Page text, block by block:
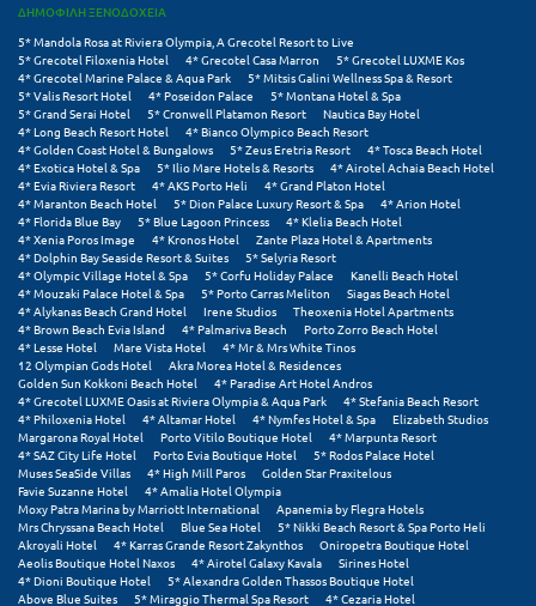
Μονεμβασιά
Μουζάκι
Μπαλί Κρήτης
Μπάνσκο
Μπούκα Μεσσηνίας
Μύκονος
Μυστράς
Μυτιλήνη
Ν
Νάξος
Νάουσα
Ναυπακτία
Ναύπλιο
ΔΗΜΟΦΙΛΗ ΞΕΝΟΔΟΧΕΙΑ
5* Mandola Rosa at Riviera Olympia, A Grecotel Resort to Live
5* Grecotel Filoxenia Hotel
4* Grecotel Casa Marron
5* Grecotel LUXME Kos
4* Grecotel Marine Palace & Aqua Park
5* Mitsis Galini Wellness Spa & Resort
5* Valis Resort Hotel
4* Poseidon Palace
5* Montana Hotel & Spa
5* Grand Serai Hotel
5* Cronwell Platamon Resort
Nautica Bay Hotel
4* Long Beach Resort Hotel
4* Bianco Olympico Beach Resort
4* Golden Coast Hotel & Bungalows
5* Zeus Eretria Resort
4* Tosca Beach Hotel
4* Exotica Hotel & Spa
5* Ilio Mare Hotels & Resorts
4* Airotel Achaia Beach Hotel
4* Evia Riviera Resort
4* AKS Porto Heli
4* Grand Platon Hotel
4* Maranton Beach Hotel
5* Dion Palace Luxury Resort & Spa
4* Arion Hotel
4* Florida Blue Bay
5* Blue Lagoon Princess
4* Klelia Beach Hotel
4* Xenia Poros Image
4* Kronos Hotel
Zante Plaza Hotel & Apartments
4* Dolphin Bay Seaside Resort & Suites
5* Selyria Resort
4* Olympic Village Hotel & Spa
5* Corfu Holiday Palace
Kanelli Beach Hotel
4* Mouzaki Palace Hotel & Spa
5* Porto Carras Meliton
Siagas Beach Hotel
4* Alykanas Beach Grand Hotel
Irene Studios
Theoxenia Hotel Apartments
4* Brown Beach Evia Island
4* Palmariva Beach
Porto Zorro Beach Hotel
4* Lesse Hotel
Mare Vista Hotel
4* Mr & Mrs White Tinos
12 Olympian Gods Hotel
Akra Morea Hotel & Residences
Golden Sun Kokkoni Beach Hotel
4* Paradise Art Hotel Andros
4* Grecotel LUXME Oasis at Riviera Olympia & Aqua Park
4* Stefania Beach Resort
4* Philoxenia Hotel
4* Altamar Hotel 4* Nymfes Hotel & Spa
Elizabeth Studios
Margarona Royal Hotel
Porto Vitilo Boutique Hotel
4* Marpunta Resort
4* SAZ City Life Hotel
Porto Evia Boutique Hotel
5* Rodos Palace Hotel
Muses SeaSide Villas
4* High Mill Paros
Golden Star Praxitelous
Favie Suzanne Hotel
4* Amalia Hotel Olympia
Moxy Patra Marina by Marriott International
Apanemia by Flegra Hotels
Mrs Chryssana Beach Hotel
Blue Sea Hotel
5* Nikki Beach Resort & Spa Porto Heli
Akroyali Hotel
4* Karras Grande Resort Zakynthos
Oniropetra Boutique Hotel
Aeolis Boutique Hotel Naxos
4* Airotel Galaxy Kavala
Sirines Hotel
4* Dioni Boutique Hotel
5* Alexandra Golden Thassos Boutique Hotel
Above Blue Suites
5* Miraggio Thermal Spa Resort
4* Cezaria Hotel